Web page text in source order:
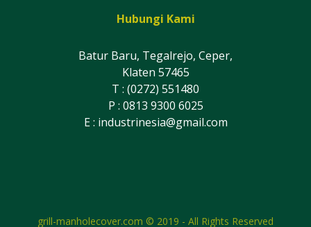
Hubungi Kami
Batur Baru, Tegalrejo, Ceper,
Klaten 57465
T : (0272) 551480
P : 0813 9300 6025
E : industrinesia@gmail.com
grill-manholecover.com © 2019 - All Rights Reserved